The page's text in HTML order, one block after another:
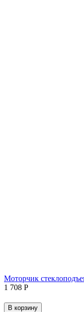
Моторчик
1 708 Р
В корзину